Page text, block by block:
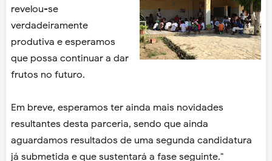
revelou-se
verdadeiramente
produtiva e esperamos
que possa continuar a dar
frutos no futuro.
Em breve, esperamos ter ainda mais novidades
resultantes desta parceria, sendo que ainda
aguardamos resultados de uma segunda candidatura
já submetida e que sustentará a fase seguinte."